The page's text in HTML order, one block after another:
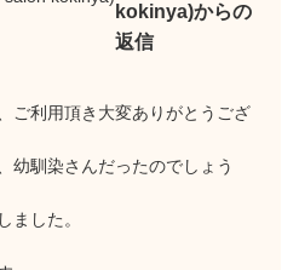
kokinya)からの
返信
ご利用頂き大変ありがとうござ
幼馴染さんだったのでしょう
ました。